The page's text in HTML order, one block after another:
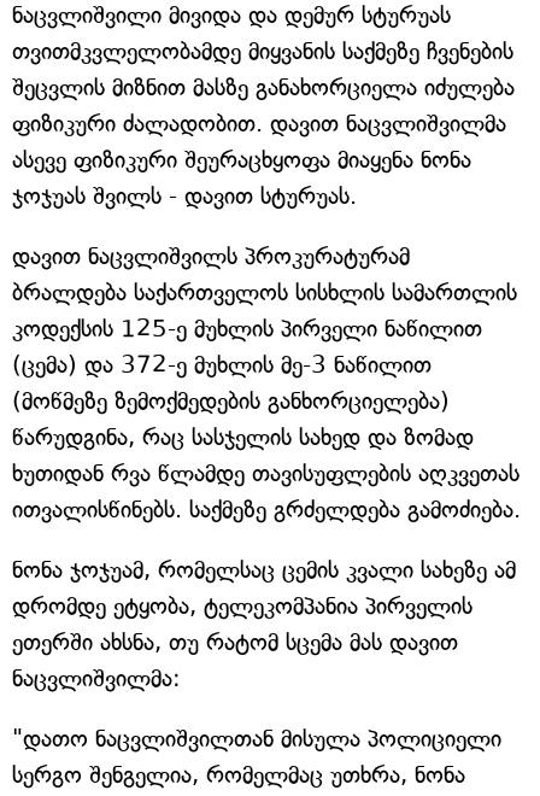
ნაცვლიშვილი მივიდა და დემურ სტურუას
თვითმკვლელობამდე მიყვანის საქმეზე ჩვენების
შეცვლის მიზნით მასზე განახორციელა იძულება
ფიზიკური ძალადობით. დავით ნაცვლიშვილმა
ასევე ფიზიკური შეურაცხყოფა მიაყენა ნონა
ჯოჯუას შვილს - დავით სტურუას.
დავით ნაცვლიშვილს პროკურატურამ
ბრალდება საქართველოს სისხლის სამართლის
კოდექსის 125-ე მუხლის პირველი ნაწილით
(ცემა) და 372-ე მუხლის მე-3 ნაწილით
(მოწმეზე ზემოქმედების განხორციელება)
წარუდგინა, რაც სასჯელის სახედ და ზომად
ხუთიდან რვა წლამდე თავისუფლების აღკვეთას
ითვალისწინებს. საქმეზე გრძელდება გამოძიება.
ნონა ჯოჯუამ, რომელსაც ცემის კვალი სახეზე ამ
დრომდე ეტყობა, ტელეკომპანია პირველის
ეთერში ახსნა, თუ რატომ სცემა მას დავით
ნაცვლიშვილმა:
"დათო ნაცვლიშვილთან მისულა პოლიციელი
სერგო შენგელია, რომელმაც უთხრა, ნონა